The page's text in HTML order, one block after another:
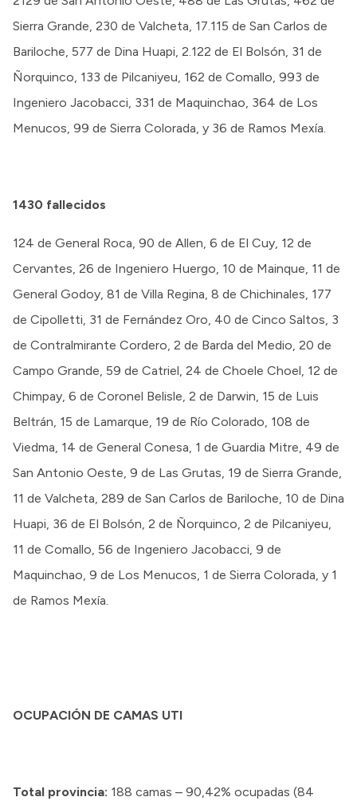
Sierra Grande, 230 de Valcheta, 17.115 de San Carlos de
Bariloche, 577 de Dina Huapi, 2.122 de El Bolsón, 31 de
Ñorquinco, 133 de Pilcaniyeu, 162 de Comallo, 993 de
Ingeniero Jacobacci, 331 de Maquinchao, 364 de Los
Menucos, 99 de Sierra Colorada, y 36 de Ramos Mexía.
1430 fallecidos
124 de General Roca, 90 de Allen, 6 de El Cuy, 12 de
Cervantes, 26 de Ingeniero Huergo, 10 de Mainque, 11 de
General Godoy, 81 de Villa Regina, 8 de Chichinales, 177
de Cipolletti, 31 de Fernández Oro, 40 de Cinco Saltos, 3
de Contralmirante Cordero, 2 de Barda del Medio, 20 de
Campo Grande, 59 de Catriel, 24 de Choele Choel, 12 de
Chimpay, 6 de Coronel Belisle, 2 de Darwin, 15 de Luis
Beltrán, 15 de Lamarque, 19 de Río Colorado, 108 de
Viedma, 14 de General Conesa, 1 de Guardia Mitre, 49 de
San Antonio Oeste, 9 de Las Grutas, 19 de Sierra Grande,
11 de Valcheta, 289 de San Carlos de Bariloche, 10 de Dina
Huapi, 36 de El Bolsón, 2 de Ñorquinco, 2 de Pilcaniyeu,
11 de Comallo, 56 de Ingeniero Jacobacci, 9 de
Maquinchao, 9 de Los Menucos, 1 de Sierra Colorada, y 1
de Ramos Mexía.
OCUPACIÓN DE CAMAS UTI
Total provincia: 188 camas – 90,42% ocupadas (84